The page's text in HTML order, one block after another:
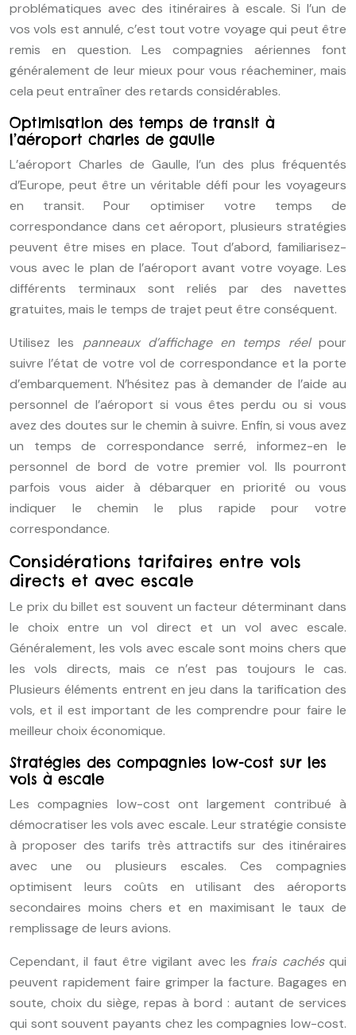
problématiques avec des itinéraires à escale. Si l’un de
vos vols est annulé, c’est tout votre voyage qui peut être
remis en question. Les compagnies aériennes font
généralement de leur mieux pour vous réacheminer, mais
cela peut entraîner des retards considérables.
Optimisation des temps de transit à
l’aéroport charles de gaulle
L’aéroport Charles de Gaulle, l’un des plus fréquentés
d’Europe, peut être un véritable défi pour les voyageurs
en transit. Pour optimiser votre temps de
correspondance dans cet aéroport, plusieurs stratégies
peuvent être mises en place. Tout d’abord, familiarisez-
vous avec le plan de l’aéroport avant votre voyage. Les
différents terminaux sont reliés par des navettes
gratuites, mais le temps de trajet peut être conséquent.
Utilisez les panneaux d’affichage en temps réelpour
suivre l’état de votre vol de correspondance et la porte
d’embarquement. N’hésitez pas à demander de l’aide au
personnel de l’aéroport si vous êtes perdu ou si vous
avez des doutes sur le chemin à suivre. Enfin, si vous avez
un temps de correspondance serré, informez-en le
personnel de bord de votre premier vol. Ils pourront
parfois vous aider à débarquer en priorité ou vous
indiquer le chemin le plus rapide pour votre
correspondance.
Considérations tarifaires entre vols
directs et avec escale
Le prix du billet est souvent un facteur déterminant dans
le choix entre un vol direct et un vol avec escale.
Généralement, les vols avec escale sont moins chers que
les vols directs, mais ce n’est pas toujours le cas.
Plusieurs éléments entrent en jeu dans la tarification des
vols, et il est important de les comprendre pour faire le
meilleur choix économique.
Stratégies des compagnies low-cost sur les
vols à escale
Les compagnies low-cost ont largement contribué à
démocratiser les vols avec escale. Leur stratégie consiste
à proposer des tarifs très attractifs sur des itinéraires
avec une ou plusieurs escales. Ces compagnies
optimisent leurs coûts en utilisant des aéroports
secondaires moins chers et en maximisant le taux de
remplissage de leurs avions.
Cependant, il faut être vigilant avec les frais cachésqui
peuvent rapidement faire grimper la facture. Bagages en
soute, choix du siège, repas à bord : autant de services
qui sont souvent payants chez les compagnies low-cost.